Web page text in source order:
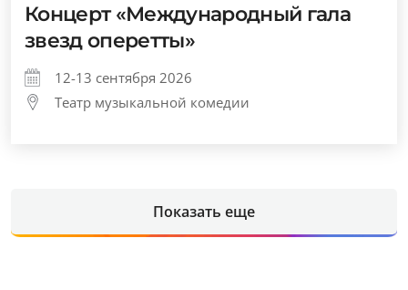
Концерт «Международный гала
звезд оперетты»
12-13 сентября 2026
Театр музыкальной комедии
Показать еще